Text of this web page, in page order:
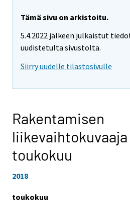
Tämä sivu on arkistoitu.
5.4.2022 jälkeen julkaistut
uudistetulta sivustolta.
Siirry uudelle tilastosivulle
Rakentamisen
liikevaihtokuvaaja
toukokuu
2018
toukokuu